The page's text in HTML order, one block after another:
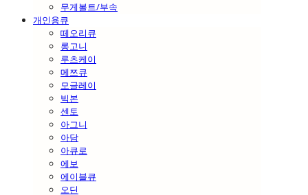
무게볼트/부속
개인용큐
떼오리큐
롱고니
루츠케이
메쯔큐
모글레이
빅본
센토
아그니
아담
아큐로
에보
에이블큐
오딘